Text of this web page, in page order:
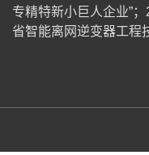
专精特新小巨人企业”
省智能离网逆变器工程